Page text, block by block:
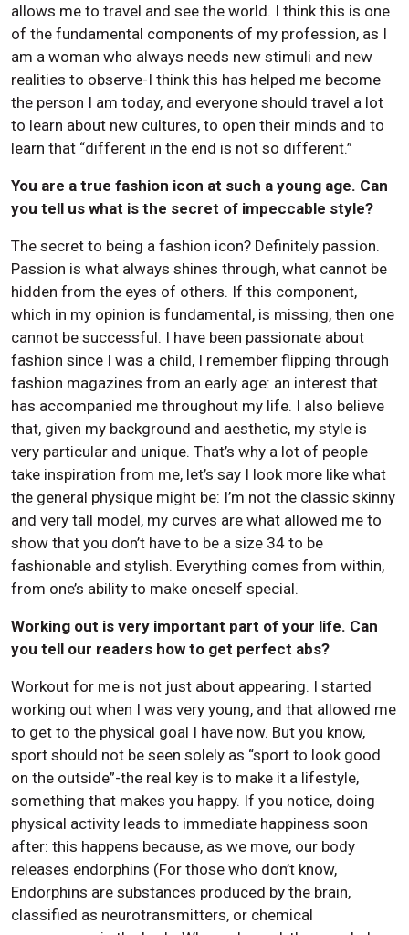
allows me to travel and see the world. I think this is one
of the fundamental components of my profession, as I
am a woman who always needs new stimuli and new
realities to observe-I think this has helped me become
the person I am today, and everyone should travel a lot
to learn about new cultures, to open their minds and to
learn that “different in the end is not so different.”
You are a true fashion icon at such a young age. Can
you tell us what is the secret of impeccable style?
The secret to being a fashion icon? Definitely passion.
Passion is what always shines through, what cannot be
hidden from the eyes of others. If this component,
which in my opinion is fundamental, is missing, then one
cannot be successful. I have been passionate about
fashion since I was a child, I remember flipping through
fashion magazines from an early age: an interest that
has accompanied me throughout my life. I also believe
that, given my background and aesthetic, my style is
very particular and unique. That’s why a lot of people
take inspiration from me, let’s say I look more like what
the general physique might be: I’m not the classic skinny
and very tall model, my curves are what allowed me to
show that you don’t have to be a size 34 to be
fashionable and stylish. Everything comes from within,
from one’s ability to make oneself special.
Working out is very important part of your life. Can
you tell our readers how to get perfect abs?
Workout for me is not just about appearing. I started
working out when I was very young, and that allowed me
to get to the physical goal I have now. But you know,
sport should not be seen solely as “sport to look good
on the outside”-the real key is to make it a lifestyle,
something that makes you happy. If you notice, doing
physical activity leads to immediate happiness soon
after: this happens because, as we move, our body
releases endorphins (For those who don’t know,
Endorphins are substances produced by the brain,
classified as neurotransmitters, or chemical